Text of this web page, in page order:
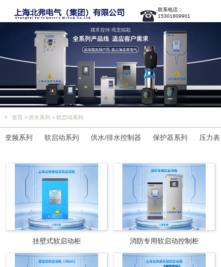
联系电话：
15301809901
首页 > 供水系列 > 软启动系列
变频系列 软启动系列 供水/排水控制器 保护器系列 压力表
挂壁式软启动柜 消防专用软启动控制柜